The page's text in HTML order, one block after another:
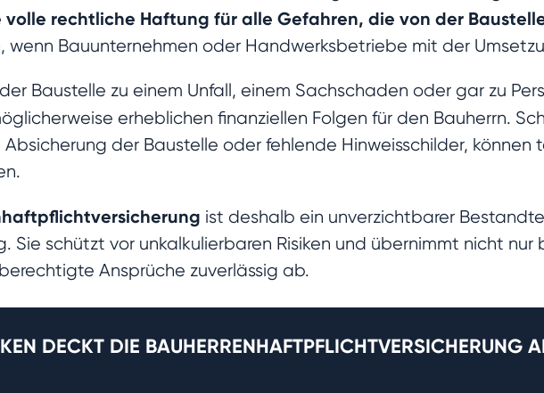
volle rechtliche Haftung für alle Gefahren, die von der
wenn Bauunternehmen oder Handwerksbetriebe mit der
Baustelle zu einem Unfall, einem Sachschaden oder gar zu
erheblichen finanziellen Folgen für den Bauherrn.
Absicherung der Baustelle oder fehlende Hinweisschilder,
ist deshalb ein unverzichtbarer
Sie schützt vor unkalkulierbaren Risiken und übernimmt nicht
Ansprüche zuverlässig ab.
DECKT DIE BAUHERRENHAFTPFLICHTVERSICHERUNG